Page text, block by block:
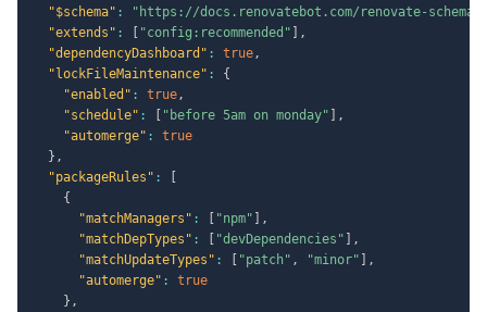
"$schema" :
"https://docs.renovatebot.com/renovate-
"extends" : "config:recommended"
,
"dependencyDashboard" : true,
"lockFileMaintenance" :
{
"enabled" : true,
"schedule" : "before 5am on monday"
,
"automerge" :
true
} ,
"packageRules" :
{
"matchManagers" : "npm"
,
"matchDepTypes" : "devDependencies"
,
"matchUpdateTypes" : "patch" , "minor"
,
"automerge" :
true
} ,